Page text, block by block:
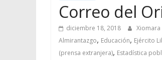
Correo del
diciembre 18, 2018 Xiomara
Almirantazgo, Educación, Ejército
(prensa extranjera), Estadística